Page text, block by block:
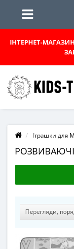
ІНТЕРНЕТ-МАГАЗИН
Іграшки для